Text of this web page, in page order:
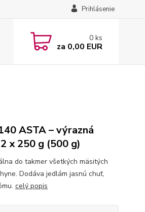
Prihlásenie
0 ks
za 0,00 EUR
ASTA – výrazná
x 250 g (500 g)
do takmer všetkých mäsitých
Dodáva jedlám jasnú chuť,
celý popis